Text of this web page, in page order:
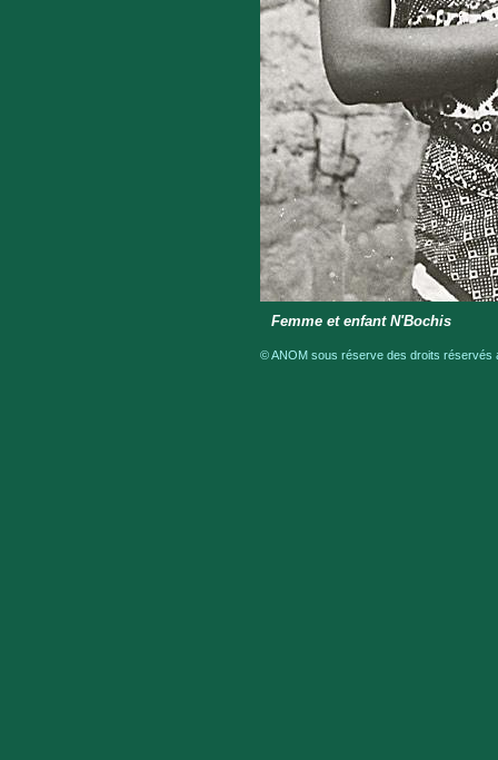
Femme et enfant N'Bochis
© ANOM sous réserve des droits réservés